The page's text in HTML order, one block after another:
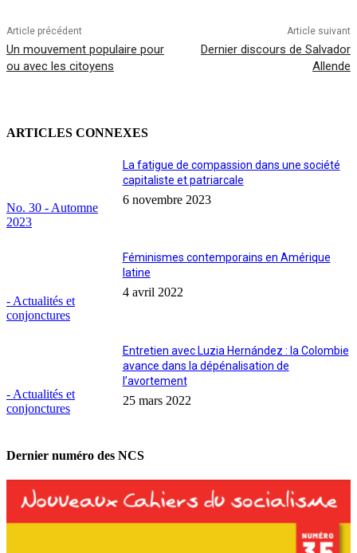
Article précédent
Un mouvement populaire pour
ou avec les citoyens
Article suivant
Dernier discours de Salvador
Allende
ARTICLES CONNEXES
No. 30 - Automne
2023
La fatigue de compassion dans une société
capitaliste et patriarcale
6 novembre 2023
- Actualités et
conjonctures
Féminismes contemporains en Amérique
latine
4 avril 2022
- Actualités et
conjonctures
Entretien avec Luzia Hernández : la Colombie
avance dans la dépénalisation de
l’avortement
25 mars 2022
Dernier numéro des NCS